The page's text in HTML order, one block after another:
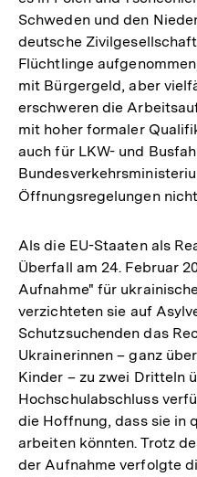
Schweden und den
deutsche
Flüchtlinge
mit Bürgergeld, aber
erschweren die
mit hoher formaler
auch für LKW- und
Öffnungsregelungen
Als die EU-Staaten als
Überfall am 24. Februar
Aufnahme" für
verzichteten sie auf
Schutzsuchenden das
Ukrainerinnen – ganz
Kinder – zu zwei Dritteln
Hochschulabschluss
die Hoffnung, dass sie in
arbeiten könnten. Trotz
der Aufnahme verfolgte